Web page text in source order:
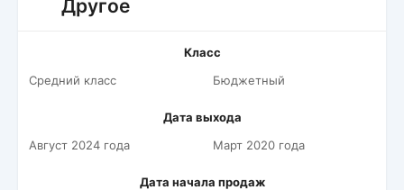
Другое
Класс
Средний класс
Бюджетный
Дата выхода
Август 2024 года
Март 2020 года
Дата начала продаж